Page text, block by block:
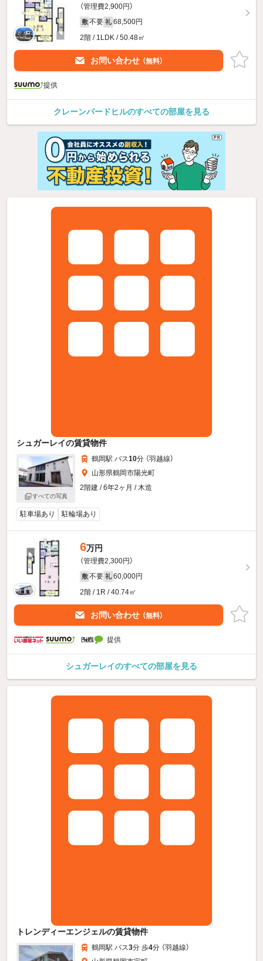
（管理費2,900円）
敷 不要 礼 68,500円
2階 / 1LDK / 50.48㎡
お問い合わせ （無料）
提供
クレーンバードヒルのすべての部屋を見る
シュガーレイの賃貸物件
すべての写真
鶴岡駅 バス10分 （羽越線）
山形県鶴岡市陽光町
2階建 / 6年2ヶ月 / 木造
駐車場あり 駐輪場あり
6万円
（管理費2,300円）
敷 不要 礼 60,000円
2階 / 1R / 40.74㎡
お問い合わせ （無料）
提供
シュガーレイのすべての部屋を見る
トレンディーエンジェルの賃貸物件
鶴岡駅 バス3分 歩4分 （羽越線）